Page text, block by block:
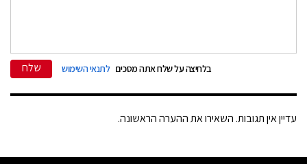
בלחיצה על שלח אתה מסכים לתנאי השימוש שלח
עדיין אין תגובות. השאירו את ההערה הראשונה.